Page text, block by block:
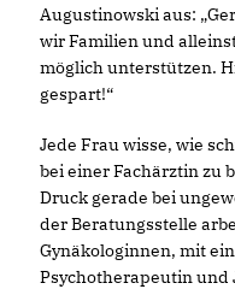
Augustinowski aus:
wir Familien und
möglich unterstützen.
gespart!“
Jede Frau wisse, wie
bei einer Fachärztin zu
Druck gerade bei
der Beratungsstelle
Gynäkologinnen, mit
Psychotherapeutin und